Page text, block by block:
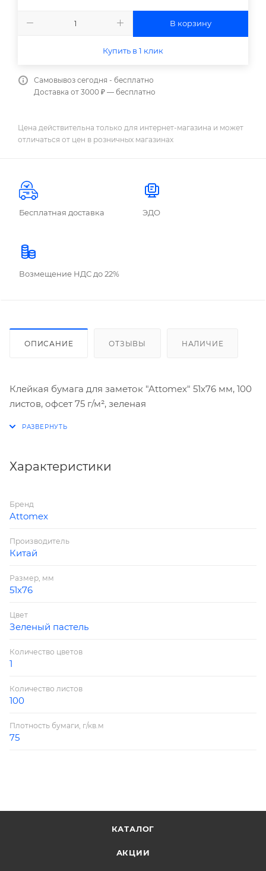
В корзину
Купить в 1 клик
Самовывоз сегодня - бесплатно
Доставка от 3000 ₽ — бесплатно
Цена действительна только для интернет-магазина и может
отличаться от цен в розничных магазинах
Бесплатная доставка ЭДО
Возмещение НДС до 22%
ОПИСАНИЕ ОТЗЫВЫ НАЛИЧИЕ
Клейкая бумага для заметок "Attomex" 51x76 мм, 100
листов, офсет 75 г/м², зеленая
Характеристики
Бренд
Attomex
Производитель
Китай
Размер, мм
51х76
Цвет
Зеленый пастель
Количество цветов
1
Количество листов
100
Плотность бумаги, г/кв.м
75
КАТАЛОГ
АКЦИИ